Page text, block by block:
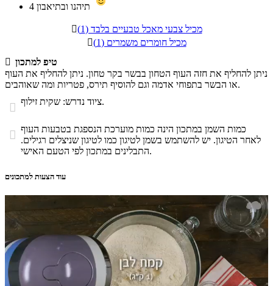
4

מכיל צבעי מאכל טבעיים בלבד (1)

מכיל חומרים משמרים (1)
 טיפ למתכון
ניתן להחליף את חזה העוף הטחון בבשר בקר טחון. ניתן להחליף את העוף
או הבשר בתפוחי אדמה וגם להוסיף תירס, פטריות ומה שאוהבים.
 ציוד נדרש: שקית זילוף.
 כמות השמן במתכון הינה כמות מוערכת הנספגת בטבעות העוף
לאחר הטיגון. יש להשתמש בשמן לטיגון כמו לטיגון שניצלים רגילים.
התבלינים במתכון לפי הטעם האישי.
עוד הצעות למתכונים